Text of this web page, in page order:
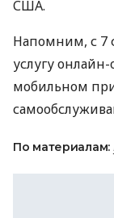
США.
Напомним, с 7
услугу
мобильном
По материалам: